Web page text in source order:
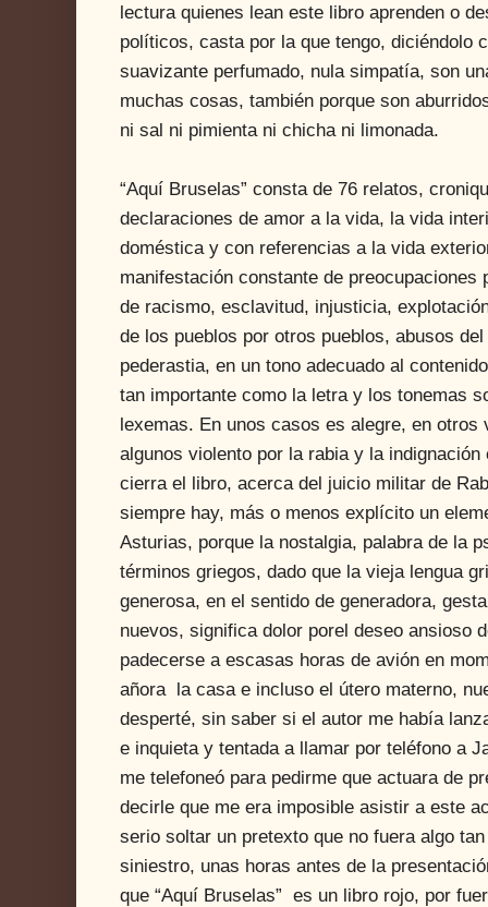
lectura quienes lean este libro aprenden o
políticos, casta por la que tengo, diciéndolo
suavizante perfumado, nula simpatía, son
muchas cosas, también porque son
ni sal ni pimienta ni chicha ni limonada.
“Aquí Bruselas” consta de 76 relatos,
declaraciones de amor a la vida, la vida
doméstica y con referencias a la vida
manifestación constante de
de racismo, esclavitud, injusticia,
de los pueblos por otros pueblos, abusos
pederastia, en un tono adecuado al
tan importante como la letra y los tonemas
lexemas. En unos casos es alegre, en otros
algunos violento por la rabia y la
cierra el libro, acerca del juicio militar de
siempre hay, más o menos explícito un
Asturias, porque la nostalgia, palabra de la
términos griegos, dado que la vieja lengua
generosa, en el sentido de generadora,
nuevos, significa dolor porel deseo ansioso
padecerse a escasas horas de avión en
añora la casa e incluso el útero materno,
desperté, sin saber si el autor me había
e inquieta y tentada a llamar por teléfono a
me telefoneó para pedirme que actuara de
decirle que me era imposible asistir a este
serio soltar un pretexto que no fuera algo
siniestro, unas horas antes de la
que “Aquí Bruselas” es un libro rojo, por